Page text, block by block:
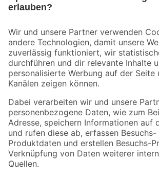
Folge uns
Zahlungsarten
Sicher einkaufen